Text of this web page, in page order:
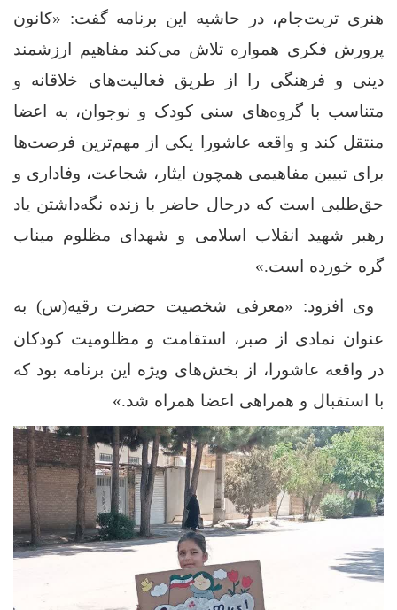
هنری تربت‌جام، در حاشیه این برنامه گفت: «کانون
پرورش فکری همواره تلاش می‌کند مفاهیم ارزشمند
دینی و فرهنگی را از طریق فعالیت‌های خلاقانه و
متناسب با گروه‌های سنی کودک و نوجوان، به اعضا
منتقل کند و واقعه عاشورا یکی از مهم‌ترین فرصت‌ها
برای تبیین مفاهیمی همچون ایثار، شجاعت، وفاداری و
حق‌طلبی است که درحال حاضر با زنده نگه‌داشتن یاد
رهبر شهید انقلاب اسلامی و شهدای مظلوم میناب
گره خورده است.»
وی افزود: «معرفی شخصیت حضرت رقیه(س) به
عنوان نمادی از صبر، استقامت و مظلومیت کودکان
در واقعه عاشورا، از بخش‌های ویژه این برنامه بود که
با استقبال و همراهی اعضا همراه شد.»